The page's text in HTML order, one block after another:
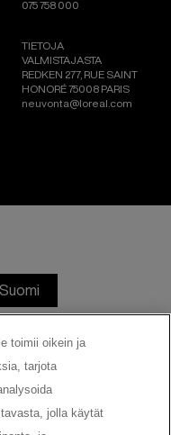
075 758 000
TIETOJA
VALMISTAJASTA
REDKEN 277, RUE SAINT
HONORÉ 75008 PARIS
neuvonta@loreal.com
toimii oikein ja
tarjota
jolla käytät